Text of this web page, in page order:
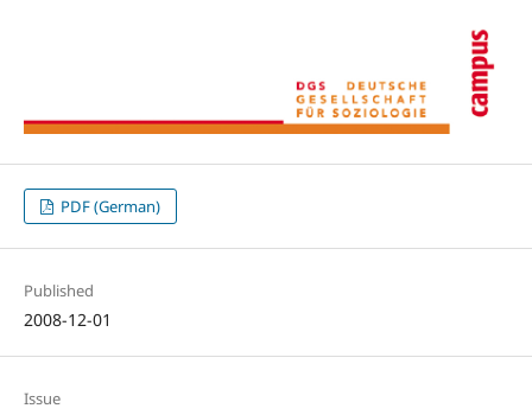
PDF (German)
Published
2008-12-01
Issue